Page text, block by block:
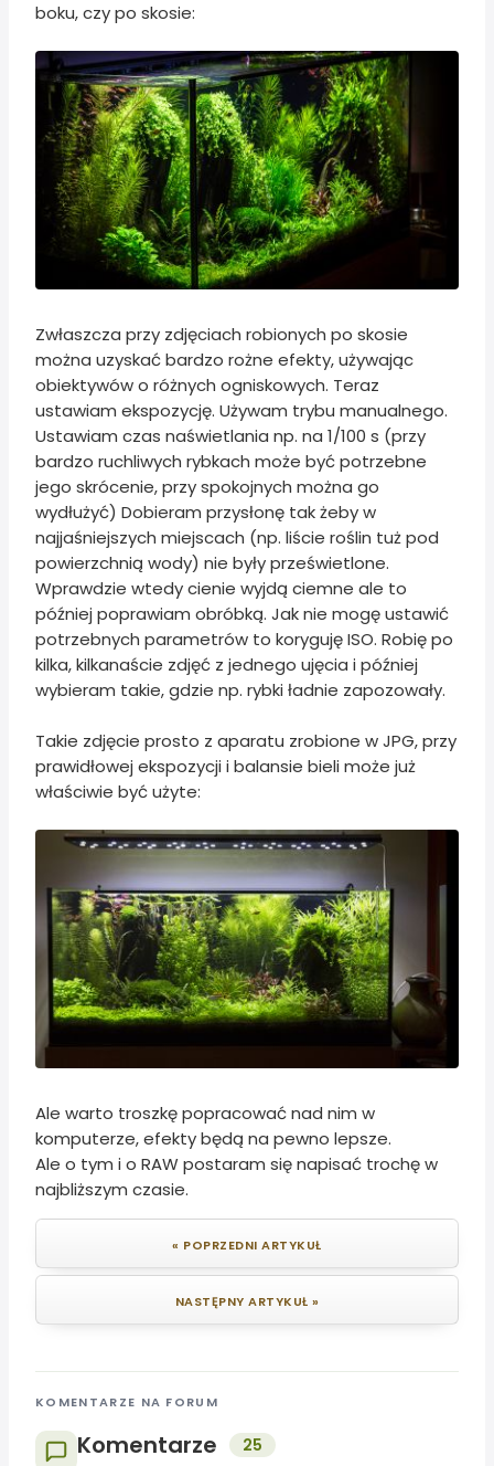
boku, czy po skosie:
Zwłaszcza przy zdjęciach robionych po skosie
można uzyskać bardzo rożne efekty, używając
obiektywów o różnych ogniskowych. Teraz
ustawiam ekspozycję. Używam trybu manualnego.
Ustawiam czas naświetlania np. na 1/100 s (przy
bardzo ruchliwych rybkach może być potrzebne
jego skrócenie, przy spokojnych można go
wydłużyć) Dobieram przysłonę tak żeby w
najjaśniejszych miejscach (np. liście roślin tuż pod
powierzchnią wody) nie były prześwietlone.
Wprawdzie wtedy cienie wyjdą ciemne ale to
później poprawiam obróbką. Jak nie mogę ustawić
potrzebnych parametrów to koryguję ISO. Robię po
kilka, kilkanaście zdjęć z jednego ujęcia i później
wybieram takie, gdzie np. rybki ładnie zapozowały.
Takie zdjęcie prosto z aparatu zrobione w JPG, przy
prawidłowej ekspozycji i balansie bieli może już
właściwie być użyte:
Ale warto troszkę popracować nad nim w
komputerze, efekty będą na pewno lepsze.
Ale o tym i o RAW postaram się napisać trochę w
najbliższym czasie.
« POPRZEDNI ARTYKUŁ
NASTĘPNY ARTYKUŁ »
KOMENTARZE NA FORUM
Komentarze
25